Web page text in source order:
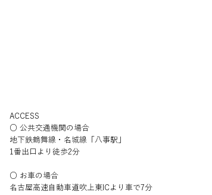
結婚式report 【24PILLARS】
ACCESS
○ 公共交通機関の場合
地下鉄鶴舞線・名城線「八事駅」
1番出口より徒歩2分
○ お車の場合
名古屋高速自動車道吹上東ICより車で7分